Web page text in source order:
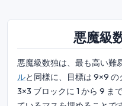
悪魔級
悪魔級数独は、最も高い難
ルと同様に、目標は 9×9 の
3×3 ブロックに 1 から 9 ま